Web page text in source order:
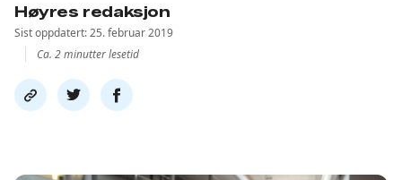
Høyres redaksjon
Sist oppdatert: 25. februar 2019
Ca. 2 minutter lesetid
Del
link
Del
på
Del
på